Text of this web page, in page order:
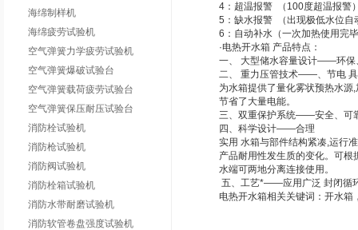
海绵制样机
海绵疲劳试验机
空气弹簧力学疲劳试验机
空气弹簧爆破试验台
空气弹簧载荷疲劳试验台
空气弹簧保压耐压试验台
消防栓试验机
消防枪试验机
消防阀试验机
消防栓箱试验机
消防水带耐磨试验机
消防软管卷盘强度试验机
4：超温报警 （100度超温报警
5：缺水报警 （出现极低水位自
6：自动补水（一次加热使用完
·电热开水箱 产品特点：
一、 大型储水容量设计——环保
二、 重力压管技术——、节电
为水箱提供了量化雾状预热水
节省了大量电能。
三、双重保护系统——安全、可
四、科学设计——合理
实用 水箱与部件结构紧凑,运行
产品耐用性发生质的变化。可
水端可两地分离连接使用。
五、工艺*——应用广泛 封闭循
电热开水箱相关关键词：开水箱